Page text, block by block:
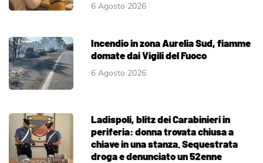
6 Agosto 2026
Incendio in zona Aurelia Sud, fiamme
domate dai Vigili del Fuoco
6 Agosto 2026
Ladispoli, blitz dei Carabinieri in
periferia: donna trovata chiusa a
chiave in una stanza. Sequestrata
droga e denunciato un 52enne